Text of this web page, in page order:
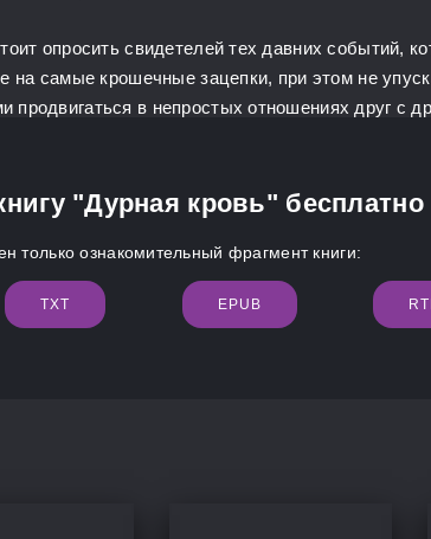
опросить свидетелей тех давних событий,
на самые крошечные зацепки, при этом не
в непростых отношениях друг с
"Дурная кровь" бесплатно
только ознакомительный фрагмент книги:
TXT EPUB